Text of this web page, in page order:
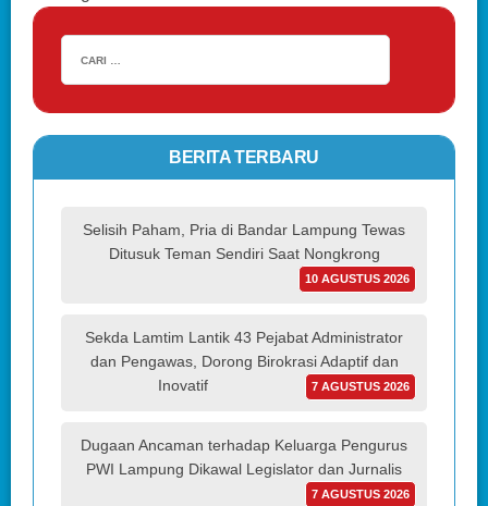
BERITA TERBARU
Selisih Paham, Pria di Bandar Lampung Tewas
Ditusuk Teman Sendiri Saat Nongkrong
10 AGUSTUS 2026
Sekda Lamtim Lantik 43 Pejabat Administrator
dan Pengawas, Dorong Birokrasi Adaptif dan
Inovatif
7 AGUSTUS 2026
Dugaan Ancaman terhadap Keluarga Pengurus
PWI Lampung Dikawal Legislator dan Jurnalis
7 AGUSTUS 2026